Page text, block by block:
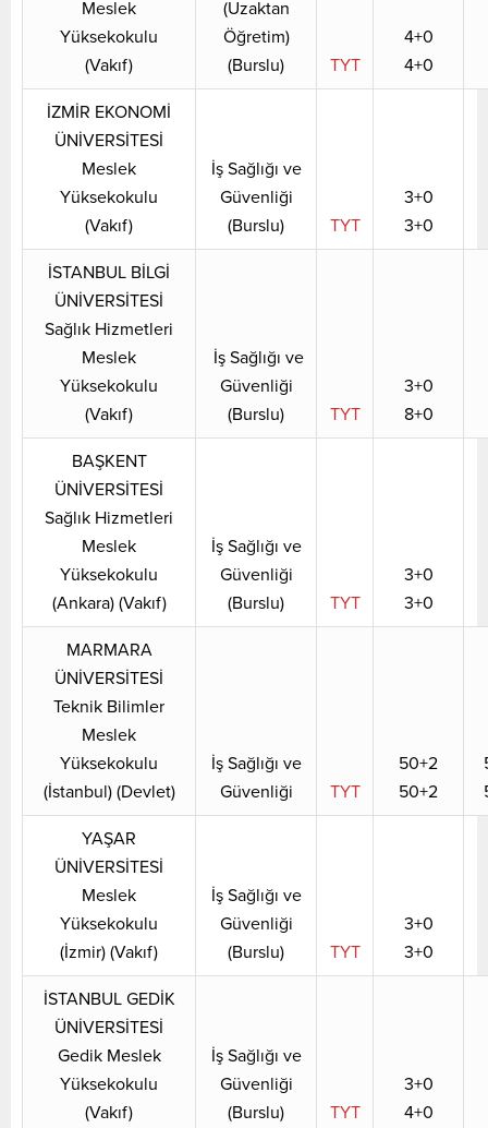
Meslek
Yüksekokulu
(Vakıf)
(Uzaktan
Öğretim)
(Burslu)
TYT
4+0
4+0
İZMİR EKONOMİ
ÜNİVERSİTESİ
Meslek
Yüksekokulu
(Vakıf)
İş Sağlığı ve
Güvenliği
(Burslu)
TYT
3+0
3+0
İSTANBUL BİLGİ
ÜNİVERSİTESİ
Sağlık Hizmetleri
Meslek
Yüksekokulu
(Vakıf)
İş Sağlığı ve
Güvenliği
(Burslu)
TYT
3+0
8+0
BAŞKENT
ÜNİVERSİTESİ
Sağlık Hizmetleri
Meslek
Yüksekokulu
(Ankara) (Vakıf)
İş Sağlığı ve
Güvenliği
(Burslu)
TYT
3+0
3+0
MARMARA
ÜNİVERSİTESİ
Teknik Bilimler
Meslek
Yüksekokulu
(İstanbul) (Devlet)
İş Sağlığı ve
Güvenliği
TYT
50+2
50+2
YAŞAR
ÜNİVERSİTESİ
Meslek
Yüksekokulu
(İzmir) (Vakıf)
İş Sağlığı ve
Güvenliği
(Burslu)
TYT
3+0
3+0
İSTANBUL GEDİK
ÜNİVERSİTESİ
Gedik Meslek
Yüksekokulu
(Vakıf)
İş Sağlığı ve
Güvenliği
(Burslu)
TYT
3+0
4+0